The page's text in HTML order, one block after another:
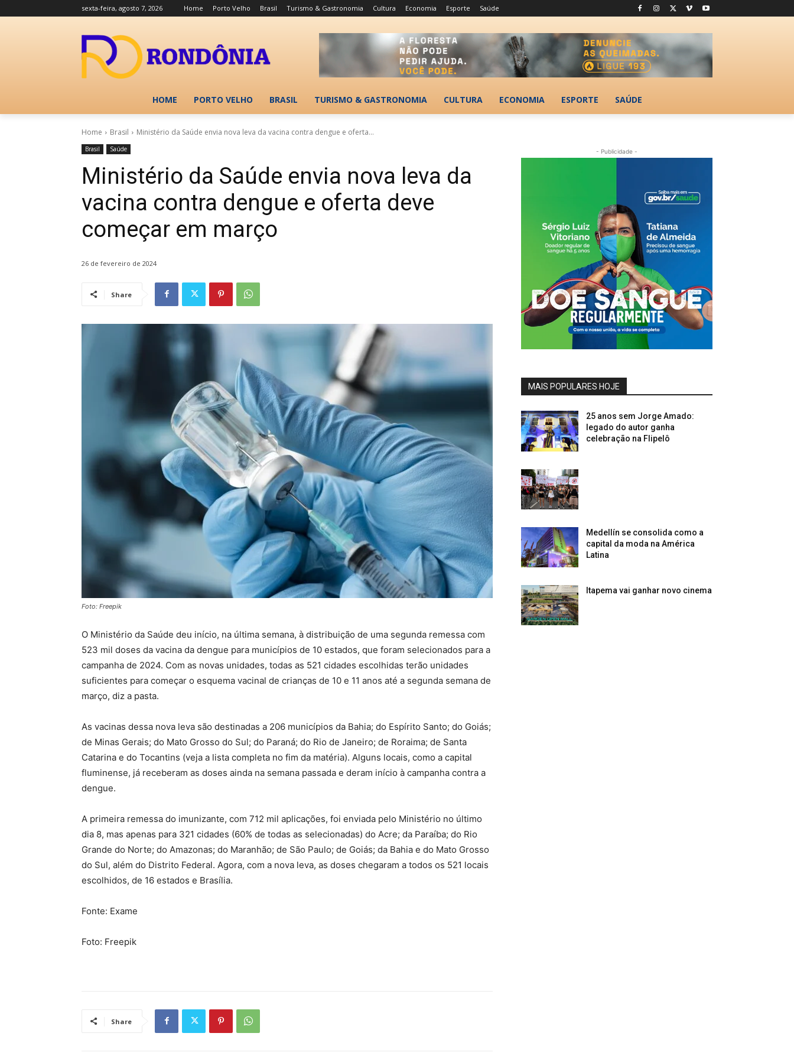
sexta-feira, agosto 7, 2026 Home Porto Velho Brasil Turismo & Gastronomia Cultura Economia Esporte Saúde
HOME PORTO VELHO BRASIL TURISMO & GASTRONOMIA CULTURA ECONOMIA ESPORTE SAÚDE
Home Brasil Ministério da Saúde envia nova leva da vacina contra dengue e oferta...
Brasil Saúde
Ministério da Saúde envia nova leva da
vacina contra dengue e oferta deve
começar em março
26 de fevereiro de 2024
Share
Foto: Freepik
O Ministério da Saúde deu início, na última semana, à distribuição de uma segunda remessa com
523 mil doses da vacina da dengue para municípios de 10 estados, que foram selecionados para a
campanha de 2024. Com as novas unidades, todas as 521 cidades escolhidas terão unidades
suficientes para começar o esquema vacinal de crianças de 10 e 11 anos até a segunda semana de
março, diz a pasta.
As vacinas dessa nova leva são destinadas a 206 municípios da Bahia; do Espírito Santo; do Goiás;
de Minas Gerais; do Mato Grosso do Sul; do Paraná; do Rio de Janeiro; de Roraima; de Santa
Catarina e do Tocantins (veja a lista completa no fim da matéria). Alguns locais, como a capital
fluminense, já receberam as doses ainda na semana passada e deram início à campanha contra a
dengue.
A primeira remessa do imunizante, com 712 mil aplicações, foi enviada pelo Ministério no último
dia 8, mas apenas para 321 cidades (60% de todas as selecionadas) do Acre; da Paraíba; do Rio
Grande do Norte; do Amazonas; do Maranhão; de São Paulo; de Goiás; da Bahia e do Mato Grosso
do Sul, além do Distrito Federal. Agora, com a nova leva, as doses chegaram a todos os 521 locais
escolhidos, de 16 estados e Brasília.
Fonte: Exame
Foto: Freepik
Share
- Publicidade -
MAIS POPULARES HOJE
25 anos sem Jorge Amado:
legado do autor ganha
celebração na Flipelô
Medellín se consolida como a
capital da moda na América
Latina
Itapema vai ganhar novo cinema